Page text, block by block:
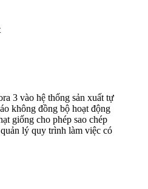
3 vào hệ thống sản xuất tự
không đồng bộ hoạt động
giống cho phép sao chép
lý quy trình làm việc có